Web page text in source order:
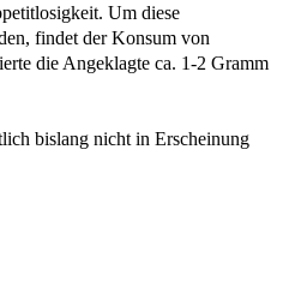
Um diese
findet der Konsum von
die Angeklagte ca. 1-2 Gramm
bislang nicht in Erscheinung